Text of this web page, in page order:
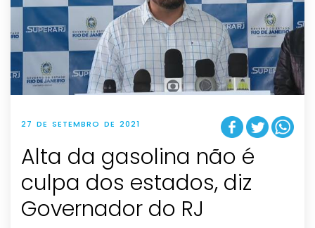
27 DE SETEMBRO DE 2021
Alta da gasolina não é
culpa dos estados, diz
Governador do RJ